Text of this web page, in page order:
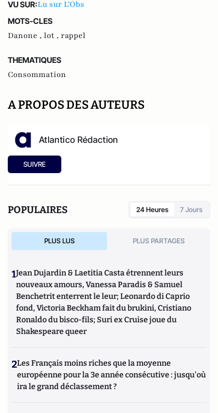
VU SUR:Lu sur L'Obs
MOTS-CLES
Danone , lot , rappel
THEMATIQUES
Consommation
A PROPOS DES AUTEURS
Atlantico Rédaction
SUIVRE
POPULAIRES 24 Heures 7 Jours
PLUS LUS PLUS PARTAGES
1Jean Dujardin & Laetitia Casta étrennent leurs
nouveaux amours, Vanessa Paradis & Samuel
Benchetrit enterrent le leur; Leonardo di Caprio
fond, Victoria Beckham fait du brukini, Cristiano
Ronaldo du bisco-fils; Suri ex Cruise joue du
Shakespeare queer
2Les Français moins riches que la moyenne
européenne pour la 3e année consécutive : jusqu'où
ira le grand déclassement ?